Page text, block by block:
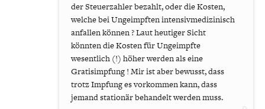
der Steuerzahler bezahlt, oder die Kosten,
welche bei Ungeimpften intensivmedizinisch
anfallen können ? Laut heutiger Sicht
könnten die Kosten für Ungeimpfte
wesentlich (!) höher werden als eine
Gratisimpfung ! Mir ist aber bewusst, dass
trotz Impfung es vorkommen kann, dass
jemand stationär behandelt werden muss.